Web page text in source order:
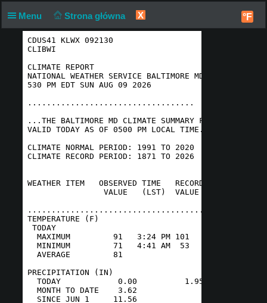
Menu Strona główna X °F